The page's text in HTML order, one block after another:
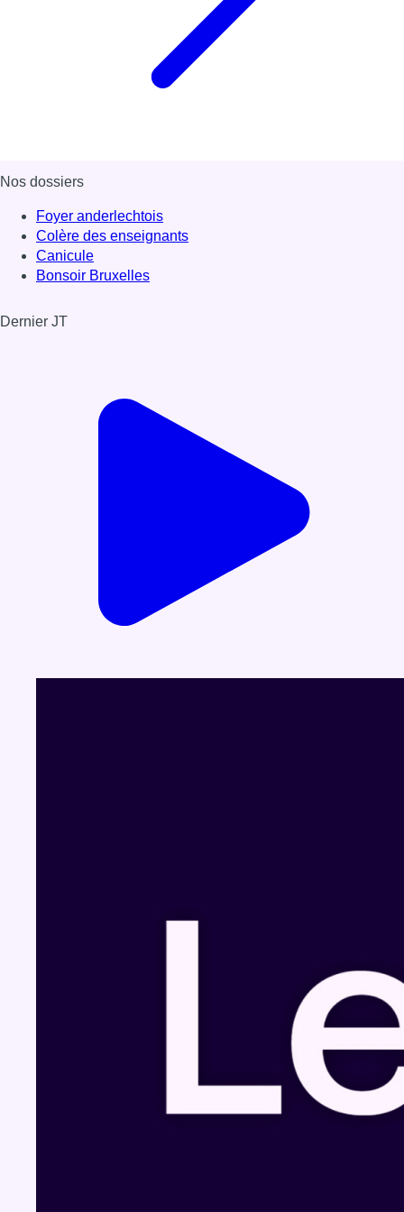
Nos dossiers
Foyer anderlechtois
Colère des enseignants
Canicule
Bonsoir Bruxelles
Dernier JT